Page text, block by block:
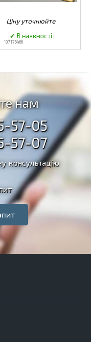
107176466
нам
57-05
57-07
консультацію